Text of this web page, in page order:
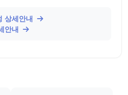
상세안내
안내